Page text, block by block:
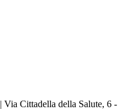
| Via Cittadella della Salute, 6 -